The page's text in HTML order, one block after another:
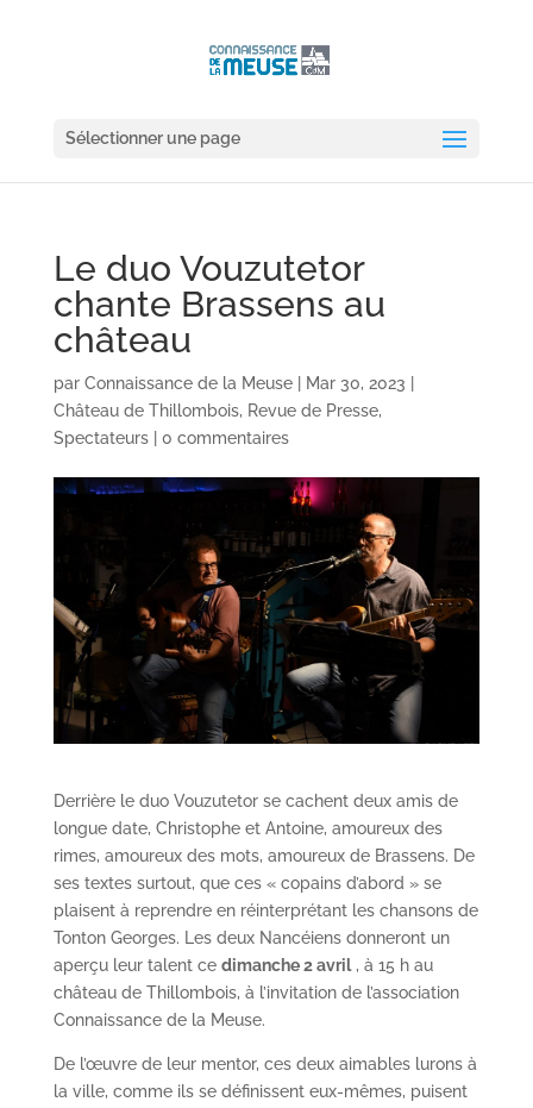
Sélectionner une page
Le duo Vouzutetor
chante Brassens au
château
par Connaissance de la Meuse| Mar 30, 2023
Château de Thillombois, Revue de Presse,
Spectateurs| 0 commentaires
Derrière le duo Vouzutetor se cachent deux amis de
longue date, Christophe et Antoine, amoureux des
rimes, amoureux des mots, amoureux de Brassens. De
ses textes surtout, que ces « copains d’abord » se
plaisent à reprendre en réinterprétant les chansons de
Tonton Georges. Les deux Nancéiens donneront un
aperçu leur talent ce dimanche 2 avril, à 15 h au
château de Thillombois, à l’invitation de l’association
Connaissance de la Meuse.
De l’œuvre de leur mentor, ces deux aimables lurons à
la ville, comme ils se définissent eux-mêmes, puisent